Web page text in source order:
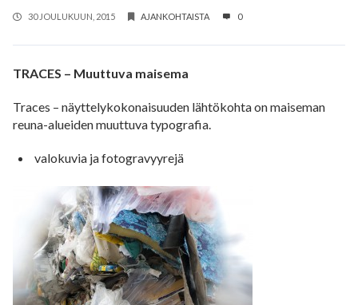
30 JOULUKUUN, 2015 AJANKOHTAISTA 0
TRACES – Muuttuva maisema
Traces – näyttelykokonaisuuden lähtökohta on maiseman
reuna-alueiden muuttuva typografia.
valokuvia ja fotogravyyrejä